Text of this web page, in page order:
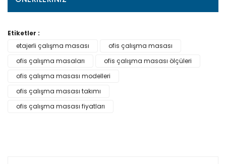
Etiketler :
etajerli çalışma masası
ofis çalışma masası
ofis çalışma masaları
ofis çalışma masası ölçüleri
ofis çalışma masası modelleri
ofis çalışma masası takımı
ofis çalışma masası fiyatları